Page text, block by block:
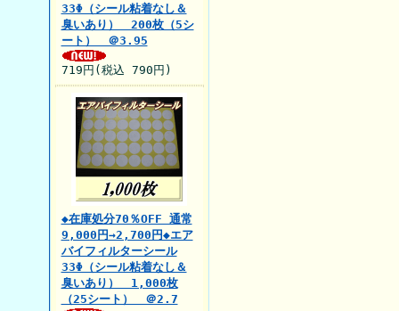
33Φ（シール粘着なし＆
臭いあり） 200枚（5シ
ート） ＠3.95
719円(税込 790円)
◆在庫処分70％OFF 通常
9,000円→2,700円◆エア
バイフィルターシール
33Φ（シール粘着なし＆
臭いあり） 1,000枚
（25シート） ＠2.7